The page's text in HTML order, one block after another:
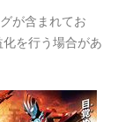
が含まれてお
を行う場合があ